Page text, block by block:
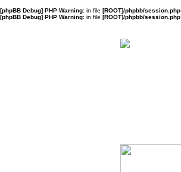
[phpBB Debug] PHP Warning: in file [ROOT]/phpbb/session.php
[phpBB Debug] PHP Warning: in file [ROOT]/phpbb/session.php